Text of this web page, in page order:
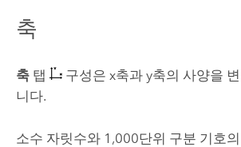
축
축탭
구성은 x축과 y축의 사양을
니다.
소수 자릿수와 1,000단위 구분 기호